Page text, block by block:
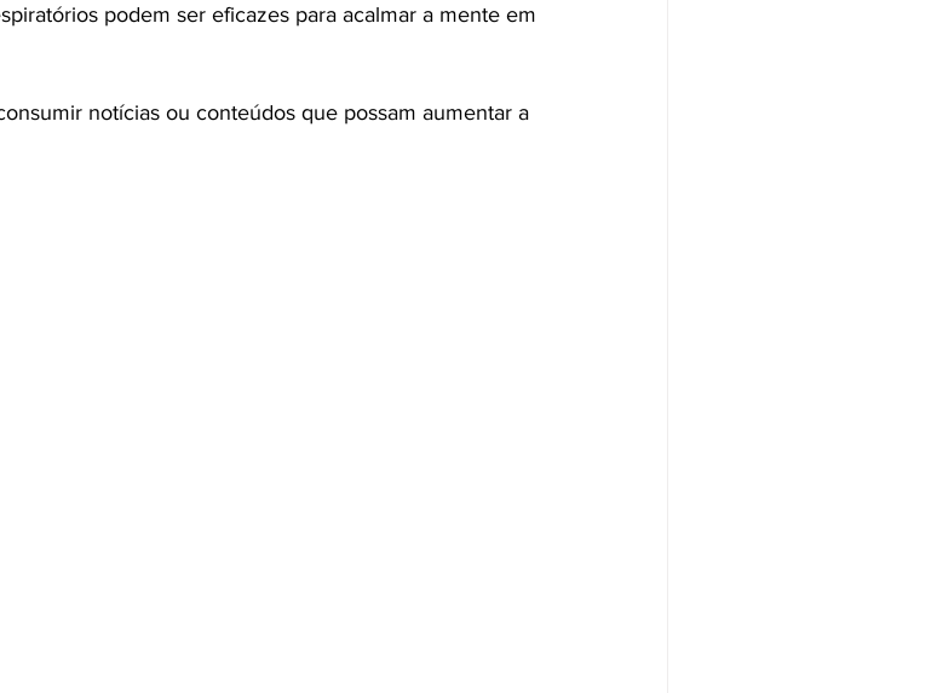
podem ser eficazes para acalmar a mente em
notícias ou conteúdos que possam aumentar a